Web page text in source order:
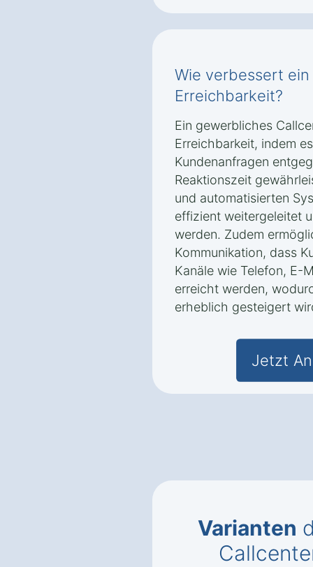
Wie verbessert
Erreichbarkeit?
Ein gewerbliches
Erreichbarkeit, indem
Kundenanfragen
Reaktionszeit
und automatisierten
effizient weitergeleitet
werden. Zudem
Kommunikation, dass
Kanäle wie Telefon, E-
erreicht werden,
erheblich gesteigert
Jetzt
Varianten